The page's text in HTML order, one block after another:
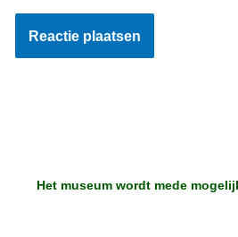
Het museum wordt mede